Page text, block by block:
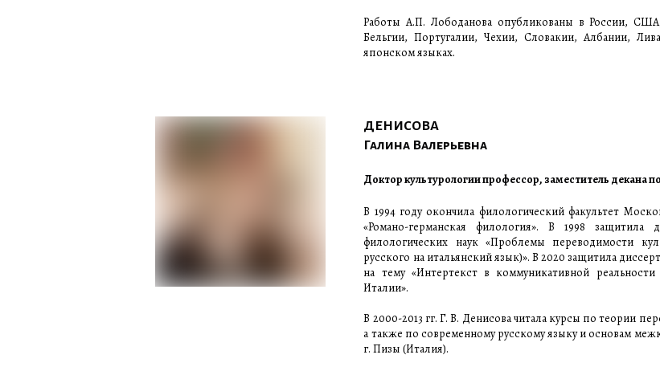
Работы А.П. Лободанова опубликованы в России,
Бельгии, Португалии, Чехии, Словакии, Албании,
японском языках.
ДЕНИСОВА
Галина Валерьевна
Доктор культурологии профессор, заместитель декана
В 1994 году окончила филологический факультет
«Романо-германская филология». В 1998
филологических наук «Проблемы переводимости
русского на итальянский язык)». В 2020 защитила
на тему «Интертекст в коммуникативной
Италии».
В 2000-2013 гг. Г. В. Денисова читала курсы по теории
а также по современному русскому языку и основам
г. Пизы (Италия).